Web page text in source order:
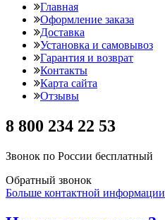
Главная
Оформление заказа
Доставка
Установка и самовывоз
Гарантия и возврат
Контакты
Карта сайта
Отзывы
8 800 234 22 53
Звонок по России бесплатный
Обратный звонок
Больше контактной информации